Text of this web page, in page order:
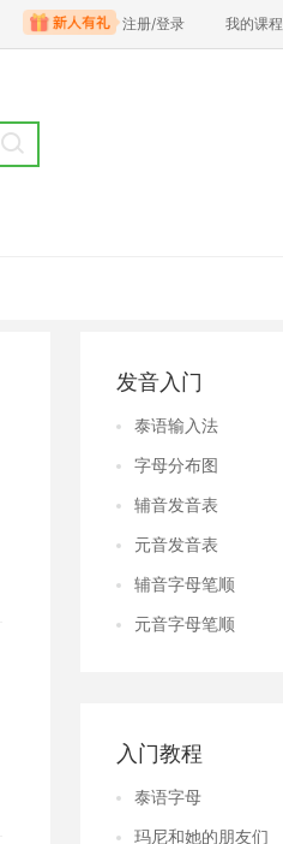
注册/登录 我的课程
发音入门
泰语输入法
字母分布图
辅音发音表
元音发音表
辅音字母笔顺
元音字母笔顺
入门教程
泰语字母
玛尼和她的朋友们